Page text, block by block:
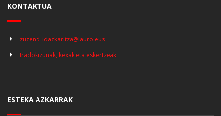
KONTAKTUA
zuzend_idazkaritza@lauro.eus
Iradokizunak, kexak eta eskertzeak
ESTEKA AZKARRAK